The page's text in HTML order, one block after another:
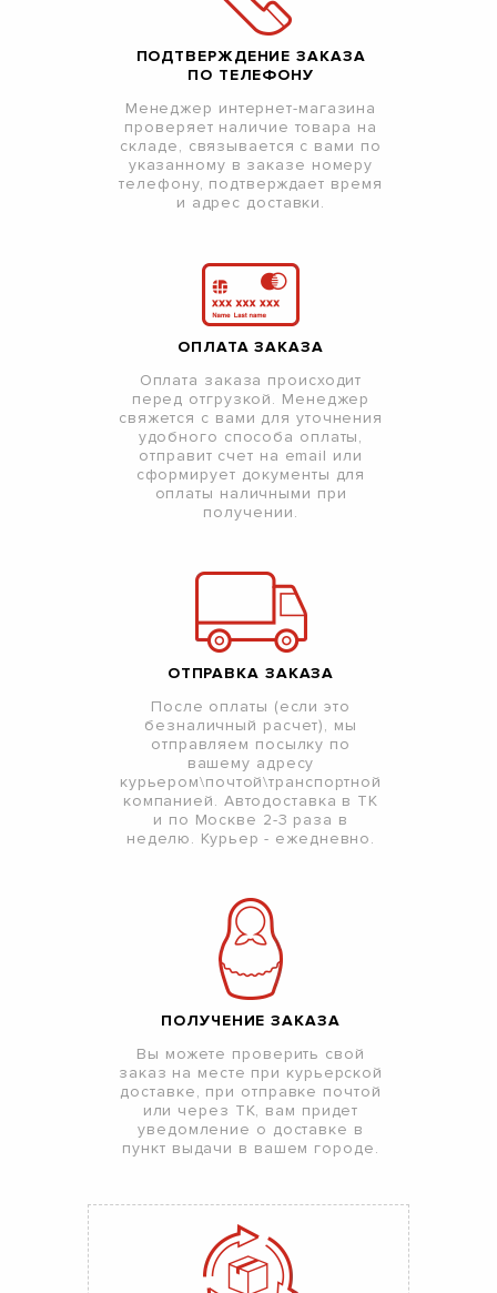
ПОДТВЕРЖДЕНИЕ ЗАКАЗА
ПО ТЕЛЕФОНУ
Менеджер интернет-магазина
проверяет наличие товара на
складе, связывается с вами по
указанному в заказе номеру
телефону, подтверждает время
и адрес доставки.
ОПЛАТА ЗАКАЗА
Оплата заказа происходит
перед отгрузкой. Менеджер
свяжется с вами для уточнения
удобного способа оплаты,
отправит счет на email или
сформирует документы для
оплаты наличными при
получении.
ОТПРАВКА ЗАКАЗА
После оплаты (если это
безналичный расчет), мы
отправляем посылку по
вашему адресу
курьером\почтой\транспортной
компанией. Автодоставка в ТК
и по Москве 2-3 раза в
неделю. Курьер - ежедневно.
ПОЛУЧЕНИЕ ЗАКАЗА
Вы можете проверить свой
заказ на месте при курьерской
доставке, при отправке почтой
или через ТК, вам придет
уведомление о доставке в
пункт выдачи в вашем городе.